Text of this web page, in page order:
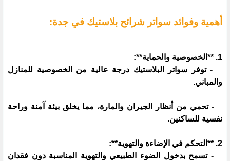
أهمية وفوائد سواتر شرائح بلاستيك في جدة:
1. **الخصوصية والحماية**:
- توفر سواتر البلاستيك درجة عالية من الخصوصية للمنازل
والمباني.
- تحمي من أنظار الجيران والمارة، مما يخلق بيئة آمنة وراحة
نفسية للساكنين.
2. **التحكم في الإضاءة والتهوية**:
- تسمح بدخول الضوء الطبيعي والتهوية المناسبة دون فقدان